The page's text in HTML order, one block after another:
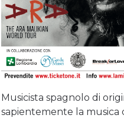
Musicista spagnolo di
sapientemente la musica